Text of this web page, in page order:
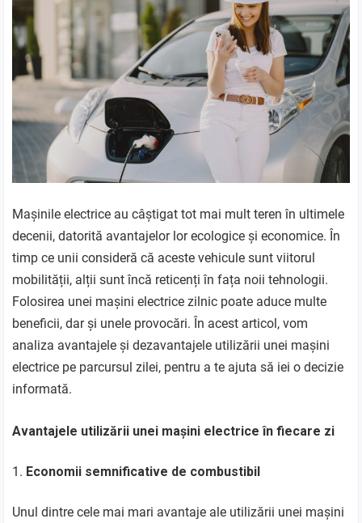
Mașinile electrice au câștigat tot mai mult teren în ultimele
decenii, datorită avantajelor lor ecologice și economice. În
timp ce unii consideră că aceste vehicule sunt viitorul
mobilității, alții sunt încă reticenți în fața noii tehnologii.
Folosirea unei mașini electrice zilnic poate aduce multe
beneficii, dar și unele provocări. În acest articol, vom
analiza avantajele și dezavantajele utilizării unei mașini
electrice pe parcursul zilei, pentru a te ajuta să iei o decizie
informată.
Avantajele utilizării unei mașini electrice în fiecare zi
Economii semnificative de combustibil
Unul dintre cele mai mari avantaje ale utilizării unei mașini